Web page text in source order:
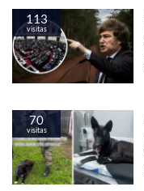
113
visitas
70
visitas